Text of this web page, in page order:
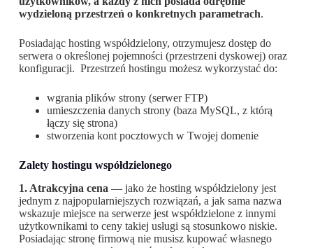
wydzieloną przestrzeń o konkretnych parametrach.
Posiadając hosting współdzielony, otrzymujesz dostęp do
serwera o określonej pojemności (przestrzeni dyskowej) oraz
konfiguracji. Przestrzeń hostingu możesz wykorzystać do:
wgrania plików strony (serwer FTP)
umieszczenia danych strony (baza MySQL, z którą
łączy się strona)
stworzenia kont pocztowych w Twojej domenie
Zalety hostingu współdzielonego
1. Atrakcyjna cena — jako że hosting współdzielony jest
jednym z najpopularniejszych rozwiązań, a jak sama nazwa
wskazuje miejsce na serwerze jest współdzielone z innymi
użytkownikami to ceny takiej usługi są stosunkowo niskie.
Posiadając stronę firmową nie musisz kupować własnego